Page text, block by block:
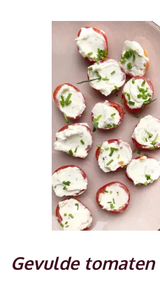
Gevulde tomaten